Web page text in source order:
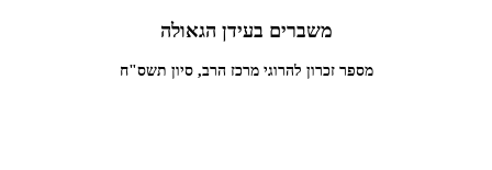
משברים בעידן הגאולה
מספר זכרון להרוגי מרכז הרב, סיון תשס"ח